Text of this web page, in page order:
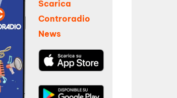
Scarica
Controradio
News